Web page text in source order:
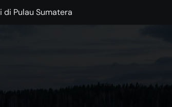
di Pulau Sumatera
Permata Spanyol di Tengah Laut
untuk Musim Hujan
Tengah Kota